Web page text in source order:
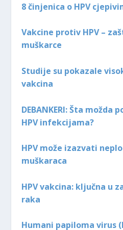
8 činjenica o HPV
Vakcine protiv HPV –
muškarce
Studije su pokazale
vakcina
DEBANKERI: Šta možda
HPV infekcijama?
HPV može izazvati
muškaraca
HPV vakcina: ključna u
raka
Humani papiloma virus